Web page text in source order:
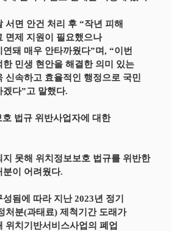
서면 안건 처리 후 “작년 피해
면제 지원이 필요했으나
돼 매우 안타까웠다”며, “이번
민생 현안을 해결한 의미 있는
신속하고 효율적인 행정으로 국민
다”고 말했다.
법규 위반사업자에 대한
못해 위치정보보호 법규를 위반한
이 어려웠다.
됨에 따라 지난 2023년 정기
처분(과태료) 제척기간 도래가
위치기반서비스사업의 폐업